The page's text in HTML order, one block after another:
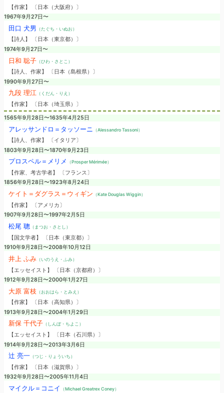
【作家】 〔日本（大阪府）〕
1967年9月27日〜
田口 犬男 （たぐち・いぬお）
【詩人】 〔日本（東京都）〕
1974年9月27日〜
日和 聡子（ひわ・さとこ）
【詩人、作家】 〔日本（島根県）〕
1990年9月27日〜
九段 理江（くだん・りえ）
【作家】 〔日本（埼玉県）〕
1565年9月28日〜1635年4月25日
アレッサンドロ＝タッソーニ （Alessandro Tassoni）
【詩人、作家】 〔イタリア〕
1803年9月28日〜1870年9月23日
プロスペル＝メリメ （Prosper Mérimée）
【作家、考古学者】 〔フランス〕
1856年9月28日〜1923年8月24日
ケイト＝ダグラス＝ウィギン （Kate Douglas Wiggin）
【作家】 〔アメリカ〕
1907年9月28日〜1997年2月5日
松尾 聰 （まつお・さとし）
【国文学者】 〔日本（東京都）〕
1910年9月28日〜2008年10月12日
井上 ふみ（いのうえ・ふみ）
【エッセイスト】 〔日本（京都府）〕
1912年9月28日〜2000年1月27日
大原 富枝（おおはら・とみえ）
【作家】 〔日本（高知県）〕
1913年9月28日〜2004年1月29日
新保 千代子（しんぼ・ちよこ）
【エッセイスト】 〔日本（石川県）〕
1914年9月28日〜2013年3月6日
辻 亮一（つじ・りょういち）
【作家】 〔日本（滋賀県）〕
1932年9月28日〜2005年11月4日
マイクル＝コニイ （Michael Greatrex Coney）